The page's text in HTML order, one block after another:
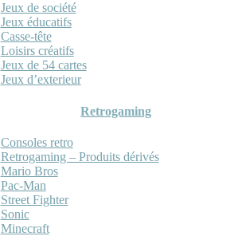
Jeux de société
Jeux éducatifs
Casse-tête
Loisirs créatifs
Jeux de 54 cartes
Jeux d’exterieur
Retrogaming
Consoles retro
Retrogaming – Produits dérivés
Mario Bros
Pac-Man
Street Fighter
Sonic
Minecraft